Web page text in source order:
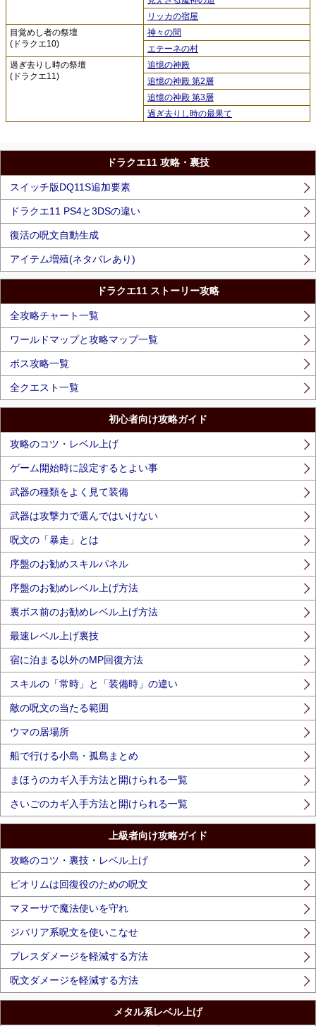
リッカの宿屋
目覚めし者の祭壇
(ドラクエ10)
神々の間
エテーネの村
過ぎ去りし時の祭壇
(ドラクエ11)
追憶の神殿
追憶の神殿 第2層
追憶の神殿 第3層
過ぎ去りし時の最果て
ドラクエ11 攻略・裏技
スイッチ版DQ11S追加要素
ドラクエ11 PS4と3DSの違い
復活の呪文自動生成
アイテム増殖(ネタバレあり)
ドラクエ11 ストーリー攻略
全攻略チャート一覧
ワールドマップと攻略マップ一覧
ボス攻略一覧
全クエスト一覧
初心者向け攻略ガイド
攻略のコツ・レベル上げ
ゲーム開始時に設定するとよい事
武器の種類をよく見て装備
武器は攻撃力で選んではいけない
呪文の「暴走」とは
序盤のお勧めスキルパネル
序盤のお勧めレベル上げ方法
裏ボス前のお勧めレベル上げ方法
最速レベル上げ裏技
宿に泊まる以外のMP回復方法
スキルの「常時」と「装備時」の違い
敵の呪文の当たる範囲
ウマの居場所
船で行ける小島・孤島まとめ
まほうのカギ入手方法と開けられる一覧
さいごのカギ入手方法と開けられる一覧
上級者向け攻略ガイド
攻略のコツ・裏技・レベル上げ
ピオリムは回復役のための呪文
マヌーサで魔法使いを守れ
ジバリア系呪文を使いこなせ
ブレスダメージを軽減する方法
呪文ダメージを軽減する方法
メタル系レベル上げ